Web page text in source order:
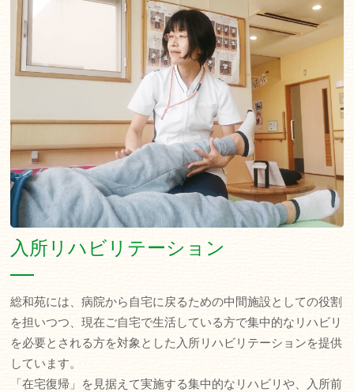
入所リハビリテーション
総和苑には、病院から自宅に戻るための中間施設としての役割
を担いつつ、現在ご自宅で生活している方で集中的なリハビリ
を必要とされる方を対象とした入所リハビリテーションを提供
しています。
「在宅復帰」を見据えて実施する集中的なリハビリや、入所前